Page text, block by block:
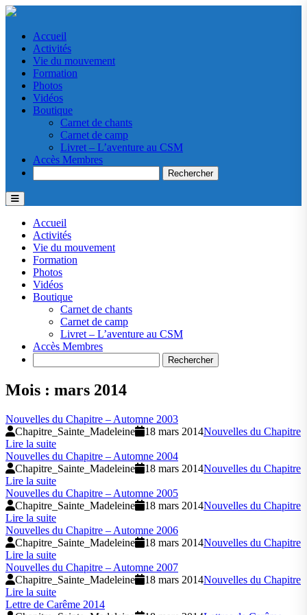
Accueil
Activités
Vie du mouvement
Formation
Photos
Vidéos
Boutique
Carnet de chants
Carnet de camp
Livret – L’aventure au CSM
Accès Membres
Accueil
Activités
Vie du mouvement
Formation
Photos
Vidéos
Boutique
Carnet de chants
Carnet de camp
Livret – L’aventure au CSM
Accès Membres
Mois : mars 2014
Nouvelles du Chapitre – Automne 2003
Chapitre_Sainte_Madeleine
18 mars 2014Nouvelles du Chapitre
Lire la suite
Nouvelles du Chapitre – Automne 2004
Chapitre_Sainte_Madeleine
18 mars 2014Nouvelles du Chapitre
Lire la suite
Nouvelles du Chapitre – Automne 2005
Chapitre_Sainte_Madeleine
18 mars 2014Nouvelles du Chapitre
Lire la suite
Nouvelles du Chapitre – Automne 2006
Chapitre_Sainte_Madeleine
18 mars 2014Nouvelles du Chapitre
Lire la suite
Nouvelles du Chapitre – Automne 2007
Chapitre_Sainte_Madeleine
18 mars 2014Nouvelles du Chapitre
Lire la suite
Lettre de Carême 2014